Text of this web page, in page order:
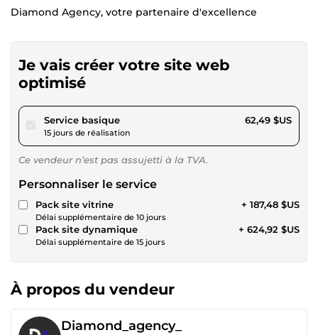
Diamond Agency, votre partenaire d'excellence
Je vais créer votre site web
optimisé
Service basiquepour 57,60 $US
15 jours de réalisation
62,49 $US
Ce vendeur n’est pas assujetti à la TVA.
Personnaliser le service
Pack site vitrine
Délai supplémentaire de 10 jours
+ 187,48 $US
Pack site dynamique
Délai supplémentaire de 15 jours
+ 624,92 $US
À propos du vendeur
Diamond_agency_